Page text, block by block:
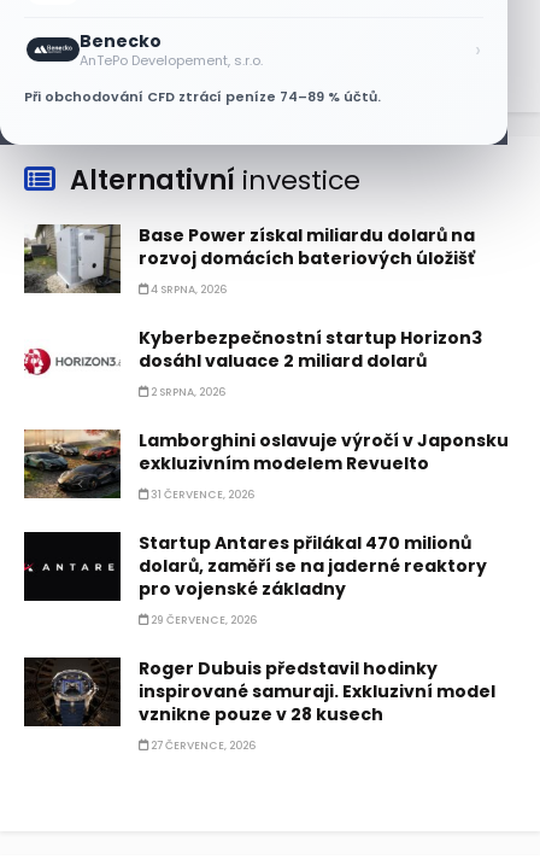
Benecko
AnTePo Developement, s.r.o. ›
Při obchodování CFD ztrácí peníze 74–89 % účtů.
Alternativní investice
Base Power získal miliardu dolarů na
rozvoj domácích bateriových úložišť
4 SRPNA, 2026
Kyberbezpečnostní startup Horizon3
dosáhl valuace 2 miliard dolarů
2 SRPNA, 2026
Lamborghini oslavuje výročí v Japonsku
exkluzivním modelem Revuelto
31 ČERVENCE, 2026
Startup Antares přilákal 470 milionů
dolarů, zaměří se na jaderné reaktory
pro vojenské základny
29 ČERVENCE, 2026
Roger Dubuis představil hodinky
inspirované samuraji. Exkluzivní model
vznikne pouze v 28 kusech
27 ČERVENCE, 2026